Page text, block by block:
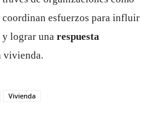
coordinan esfuerzos para influir
y lograr una respuesta
vivienda.
Vivienda